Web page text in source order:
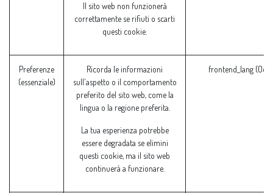
Il sito web non funzionerà
correttamente se rifiuti o scarti
questi cookie.
Preferenze
(essenziale)
Ricorda le informazioni
sull'aspetto o il comportamento
preferito del sito web, come la
lingua o la regione preferita.
La tua esperienza potrebbe
essere degradata se elimini
questi cookie, ma il sito web
continuerà a funzionare.
frontend_lang